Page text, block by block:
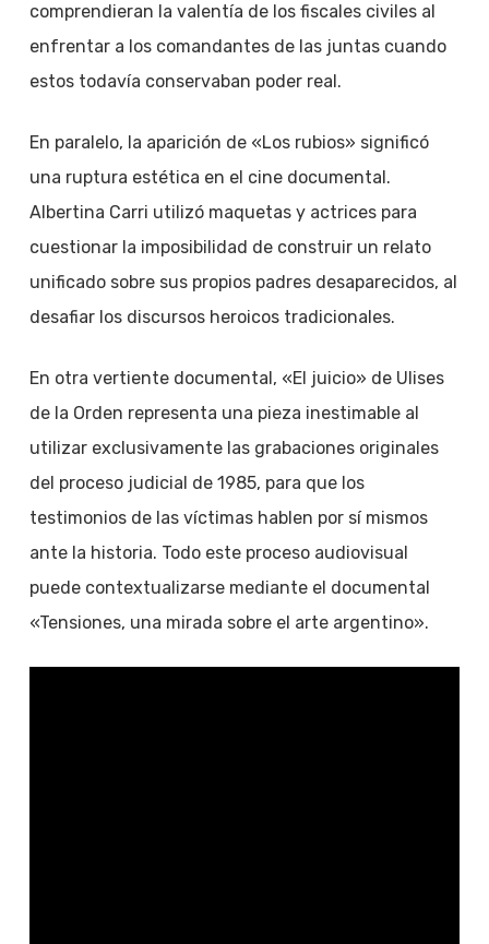
comprendieran la valentía de los fiscales civiles al
enfrentar a los comandantes de las juntas cuando
estos todavía conservaban poder real.
En paralelo, la aparición de «Los rubios» significó
una ruptura estética en el cine documental.
Albertina Carri utilizó maquetas y actrices para
cuestionar la imposibilidad de construir un relato
unificado sobre sus propios padres desaparecidos, al
desafiar los discursos heroicos tradicionales.
En otra vertiente documental, «El juicio» de Ulises
de la Orden representa una pieza inestimable al
utilizar exclusivamente las grabaciones originales
del proceso judicial de 1985, para que los
testimonios de las víctimas hablen por sí mismos
ante la historia. Todo este proceso audiovisual
puede contextualizarse mediante el documental
«Tensiones, una mirada sobre el arte argentino».